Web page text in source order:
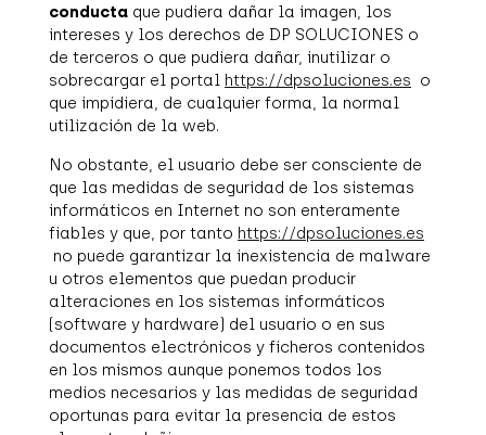
conducta que pudiera dañar la imagen, los
intereses y los derechos de DP SOLUCIONES o
de terceros o que pudiera dañar, inutilizar o
sobrecargar el portal https://dpsoluciones.es o
que impidiera, de cualquier forma, la normal
utilización de la web.
No obstante, el usuario debe ser consciente de
que las medidas de seguridad de los sistemas
informáticos en Internet no son enteramente
fiables y que, por tanto https://dpsoluciones.es
no puede garantizar la inexistencia de malware
u otros elementos que puedan producir
alteraciones en los sistemas informáticos
(software y hardware) del usuario o en sus
documentos electrónicos y ficheros contenidos
en los mismos aunque ponemos todos los
medios necesarios y las medidas de seguridad
oportunas para evitar la presencia de estos